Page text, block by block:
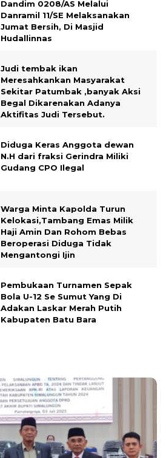
Dandim 0208/AS Melalui
Danramil 11/SE Melaksanakan
Jumat Bersih, Di Masjid
Hudallinnas
Judi tembak ikan
Meresahkankan Masyarakat
Sekitar Patumbak ,banyak Aksi
Begal Dikarenakan Adanya
Aktifitas Judi Tersebut.
Diduga Keras Anggota dewan
N.H dari fraksi Gerindra Miliki
Gudang CPO Ilegal
Warga Minta Kapolda Turun
Kelokasi,Tambang Emas Milik
Haji Amin Dan Rohom Bebas
Beroperasi Diduga Tidak
Mengantongi Ijin
Pembukaan Turnamen Sepak
Bola U-12 Se Sumut Yang Di
Adakan Laskar Merah Putih
Kabupaten Batu Bara